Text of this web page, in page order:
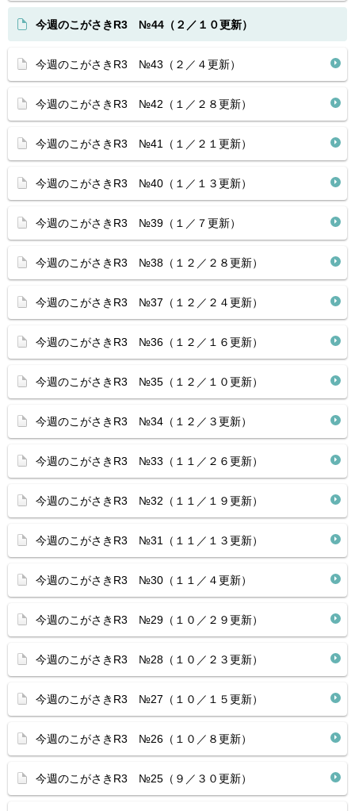
今週のこがさきR3 №44（２／１０更新）
今週のこがさきR3 №43（２／４更新）
今週のこがさきR3 №42（１／２８更新）
今週のこがさきR3 №41（１／２１更新）
今週のこがさきR3 №40（１／１３更新）
今週のこがさきR3 №39（１／７更新）
今週のこがさきR3 №38（１２／２８更新）
今週のこがさきR3 №37（１２／２４更新）
今週のこがさきR3 №36（１２／１６更新）
今週のこがさきR3 №35（１２／１０更新）
今週のこがさきR3 №34（１２／３更新）
今週のこがさきR3 №33（１１／２６更新）
今週のこがさきR3 №32（１１／１９更新）
今週のこがさきR3 №31（１１／１３更新）
今週のこがさきR3 №30（１１／４更新）
今週のこがさきR3 №29（１０／２９更新）
今週のこがさきR3 №28（１０／２３更新）
今週のこがさきR3 №27（１０／１５更新）
今週のこがさきR3 №26（１０／８更新）
今週のこがさきR3 №25（９／３０更新）